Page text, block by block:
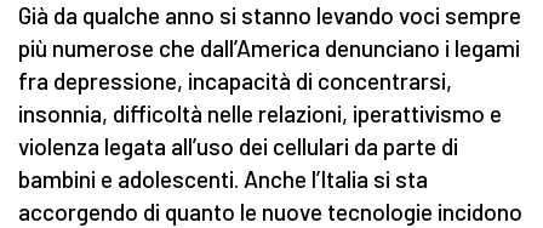
Già da qualche anno si stanno levando voci sempre
più numerose che dall’America denunciano i legami
fra depressione, incapacità di concentrarsi,
insonnia, difficoltà nelle relazioni, iperattivismo e
violenza legata all’uso dei cellulari da parte di
bambini e adolescenti. Anche l’Italia si sta
accorgendo di quanto le nuove tecnologie incidono